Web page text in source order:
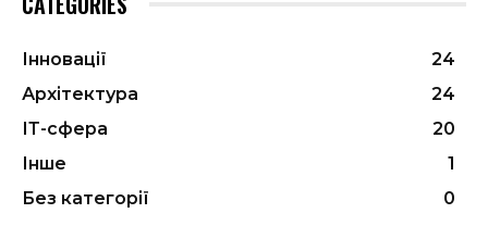
Інновації
24
Архітектура
24
ІТ-сфера
20
Інше
1
Без категорії
0